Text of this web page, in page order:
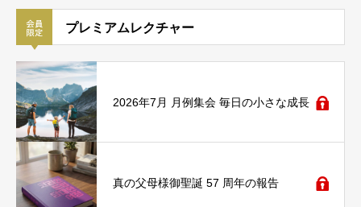
プレミアムレクチャー
2026年7月 月例集会 毎日の小さな成長
真の父母様御聖誕 57 周年の報告